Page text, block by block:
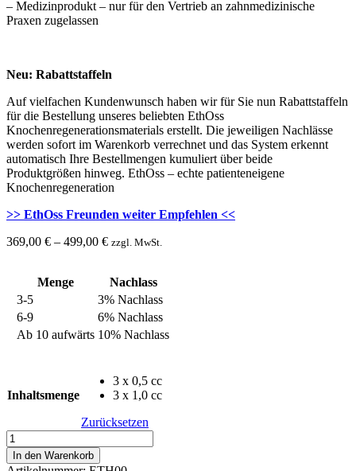
– Medizinprodukt – nur für den Vertrieb an zahnmedizinische
Praxen zugelassen
Neu: Rabattstaffeln
Auf vielfachen Kundenwunsch haben wir für Sie nun Rabattstaffeln
für die Bestellung unseres beliebten EthOss
Knochenregenerationsmaterials erstellt. Die jeweiligen Nachlässe
werden sofort im Warenkorb verrechnet und das System erkennt
automatisch Ihre Bestellmengen kumuliert über beide
Produktgrößen hinweg. EthOss – echte patienteneigene
Knochenregeneration
>> EthOss Freunden weiter Empfehlen <<
369,00 € – 499,00 € zzgl. MwSt.
Menge
Nachlass
3-5
3% Nachlass
6-9
6% Nachlass
Ab 10 aufwärts 10% Nachlass
Inhaltsmenge
3 x 0,5 cc
3 x 1,0 cc
Zurücksetzen
EthOss
ß-
TCP
In den Warenkorb